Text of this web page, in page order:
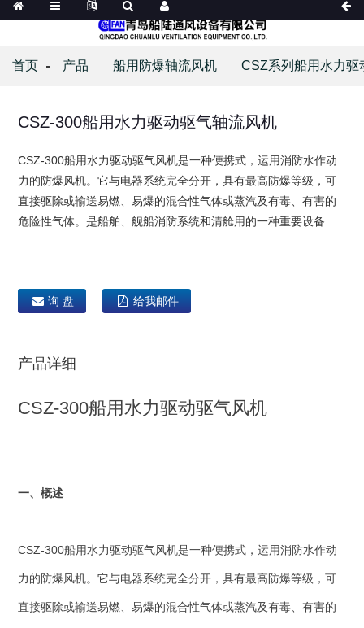
首页 产品 船用防爆轴流风机 CSZ系列船用水力驱
CSZ-300船用水力驱动驱气轴流风机
CSZ-300船用水力驱动驱气风机是一种便携式，运用消防水作动
力的防爆风机。它与电器系统完全分开，具有最高防爆等级，可
直接驱除或输送易燃、易爆的混合性气体或蒸汽及有毒、有害的
危险性气体。是船舶、舰船消防系统和清舱用的一种重要设备.
询 盘 给我邮件
产品详细
CSZ-300船用水力驱动驱气风机
一、概述
CSZ-300船用水力驱动驱气风机是一种便携式，运用消防水作动
力的防爆风机。它与电器系统完全分开，具有最高防爆等级，可
直接驱除或输送易燃、易爆的混合性气体或蒸汽及有毒、有害的